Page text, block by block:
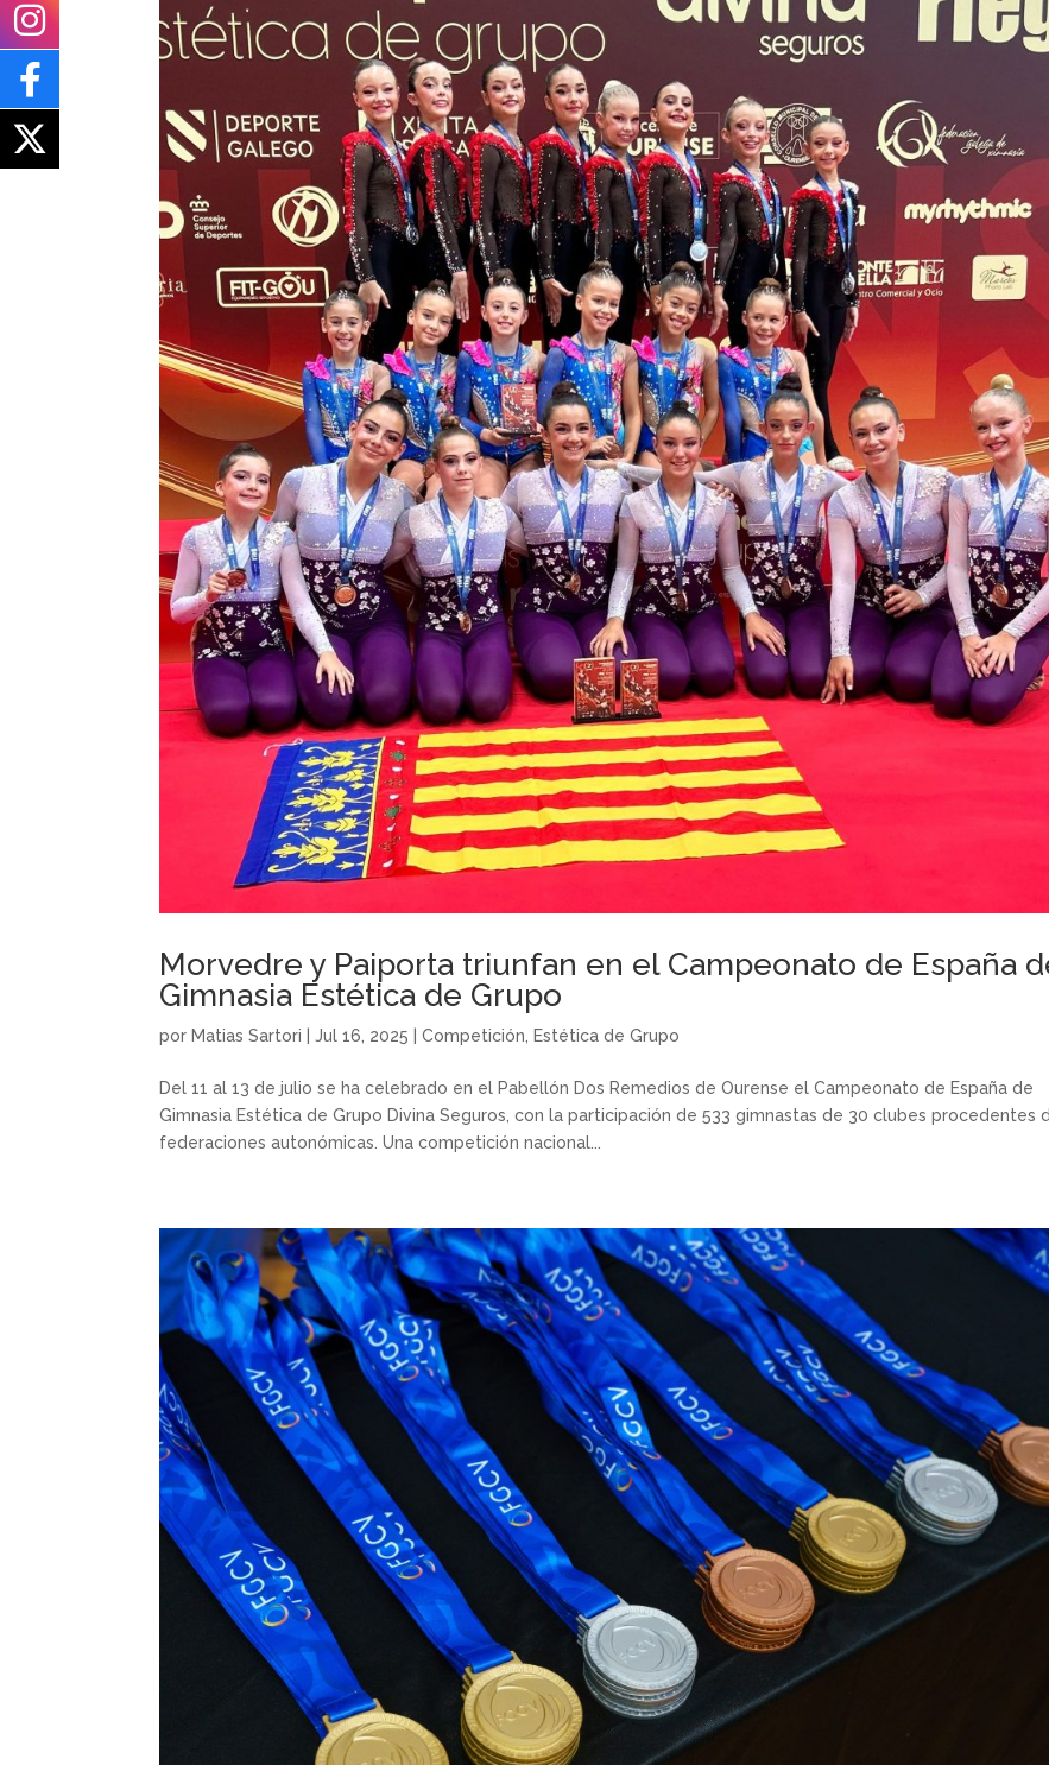
Morvedre y Paiporta triunfan en el Campeonato de España
Gimnasia Estética de Grupo
por Matias Sartori |Jul 16, 2025 |Competición Estética de Grupo
Del 11 al 13 de julio se ha celebrado en el Pabellón Dos Remedios de Ourense el Campeonato de España de
Gimnasia Estética de Grupo Divina Seguros, con la participación de 533 gimnastas de 30 clubes procedentes
federaciones autonómicas. Una competición nacional...